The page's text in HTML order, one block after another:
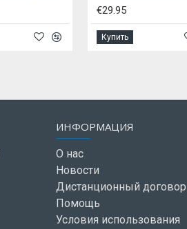
€29.95
Купить
ИНФОРМАЦИЯ
О нас
Новости
Дистанционный договор
Помощь
Условия использования